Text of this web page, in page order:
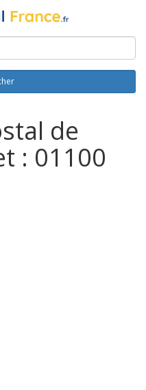
de
: 01100